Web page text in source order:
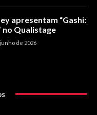
apresentam “Gashi:
no Qualistage
de 2026